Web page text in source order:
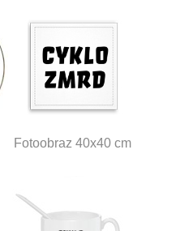
Fotoobraz 40x40 cm